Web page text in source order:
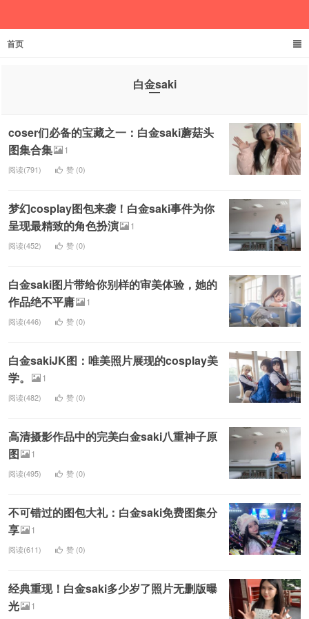
首页
白金saki
coser们必备的宝藏之一：白金saki蘑菇头
图集合集
1
阅读(791) 赞 (0)
梦幻cosplay图包来袭！白金saki事件为你
呈现最精致的角色扮演
1
阅读(452) 赞 (0)
白金saki图片带给你别样的审美体验，她的
作品绝不平庸
1
阅读(446) 赞 (0)
白金sakiJK图：唯美照片展现的cosplay美
学。
1
阅读(482) 赞 (0)
高清摄影作品中的完美白金saki八重神子原
图
1
阅读(495) 赞 (0)
不可错过的图包大礼：白金saki免费图集分
享
1
阅读(611) 赞 (0)
经典重现！白金saki多少岁了照片无删版曝
光
1